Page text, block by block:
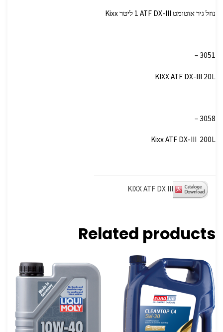
נוזל גיר אוטומט ATF DX-III ‏1 ליטר ‏Kixx
3051 –
KIXX ATF DX-III 20L
3058 –
Kixx ATF DX-III 200L
KIXX ATF DX III
Related products